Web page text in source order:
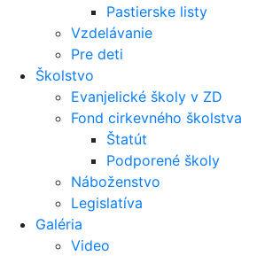
Pastierske listy
Vzdelávanie
Pre deti
Školstvo
Evanjelické školy v ZD
Fond cirkevného školstva
Štatút
Podporené školy
Náboženstvo
Legislatíva
Galéria
Video